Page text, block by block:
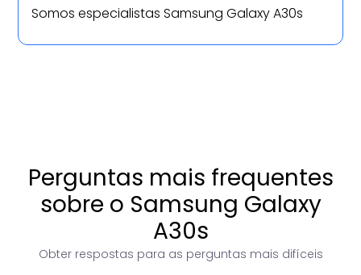
Somos especialistas Samsung Galaxy A30s
Perguntas mais frequentes
sobre o Samsung Galaxy
A30s
Obter respostas para as perguntas mais difíceis